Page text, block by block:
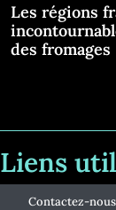
Les régions
des fromages
Liens
Contactez-nous